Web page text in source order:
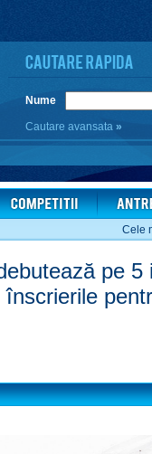
Nume
Cautare avansata »
Cele
pe 5